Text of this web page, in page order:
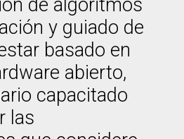
de algoritmos
y guiado de
basado en
abierto,
capacitado
las